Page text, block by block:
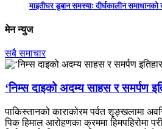
माइतीघर डुबान समस्याः दीर्घकालीन समाधानको
मेन न्युज
सबै समाचार
‘निम्स दाइको अदम्य साहस र समर्पण
पाकिस्तानको काराकोरम पर्वत शृङ्खलामा
पिक हिमाल आरोहणका क्रममा हिमपहिरोमा परी